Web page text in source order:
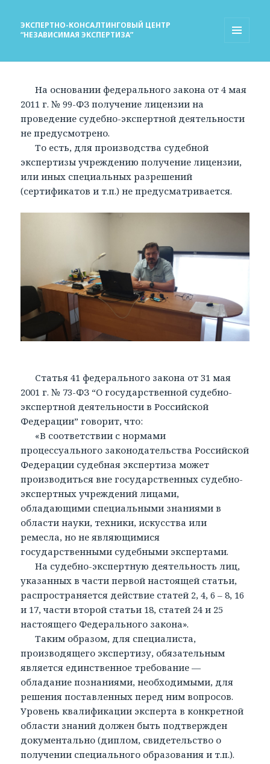
ЭКСПЕРТНО-КОНСАЛТИНГОВЫЙ ЦЕНТР
“НЕЗАВИСИМАЯ ЭКСПЕРТИЗА”
На основании федерального закона от 4 мая
2011 г. № 99-ФЗ получение лицензии на
проведение судебно-экспертной деятельности
не предусмотрено.
То есть, для производства судебной
экспертизы учреждению получение лицензии,
или иных специальных разрешений
(сертификатов и т.п.) не предусматривается.
Статья 41 федерального закона от 31 мая
2001 г. № 73-ФЗ “О государственной судебно-
экспертной деятельности в Российской
Федерации” говорит, что:
«В соответствии с нормами
процессуального законодательства Российской
Федерации судебная экспертиза может
производиться вне государственных судебно-
экспертных учреждений лицами,
обладающими специальными знаниями в
области науки, техники, искусства или
ремесла, но не являющимися
государственными судебными экспертами.
На судебно-экспертную деятельность лиц,
указанных в части первой настоящей статьи,
распространяется действие статей 2, 4, 6 – 8, 16
и 17, части второй статьи 18, статей 24 и 25
настоящего Федерального закона».
Таким образом, для специалиста,
производящего экспертизу, обязательным
является единственное требование —
обладание познаниями, необходимыми, для
решения поставленных перед ним вопросов.
Уровень квалификации эксперта в конкретной
области знаний должен быть подтвержден
документально (диплом, свидетельство о
получении специального образования и т.п.).